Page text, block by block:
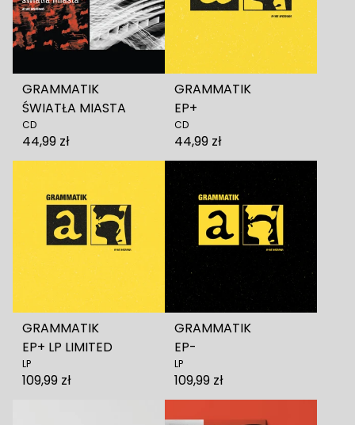
GRAMMATIK
ŚWIATŁA MIASTA
CD
44,99 zł
GRAMMATIK
EP+
CD
44,99 zł
GRAMMATIK
EP+ LP LIMITED
LP
109,99 zł
GRAMMATIK
EP-
LP
109,99 zł